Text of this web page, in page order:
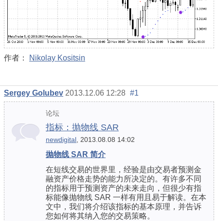
作者： Nikolay Kositsin
Sergey Golubev 2013.12.06 12:28 #1
论坛
指标：抛物线 SAR
newdigital , 2013.08.08 14:02
抛物线 SAR 简介
在短线交易的世界里，经验是由交易者预测金
融资产价格走势的能力所决定的。有许多不同
的指标用于预测资产的未来走向，但很少有指
标能像抛物线 SAR 一样有用且易于解读。在本
文中，我们将介绍该指标的基本原理，并告诉
您如何将其纳入您的交易策略。